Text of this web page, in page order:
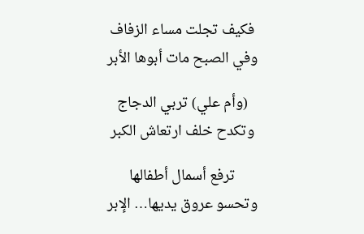
فكيف تجلت مساء الزفاف
وفي الصبح مات أبوها الأبر
(وأم علي) تربي الدجاج
وتكدح خلف ارتعاش الكبر
ترفع أسمال أطفالها
وتحسو عروق يديها… الإبر